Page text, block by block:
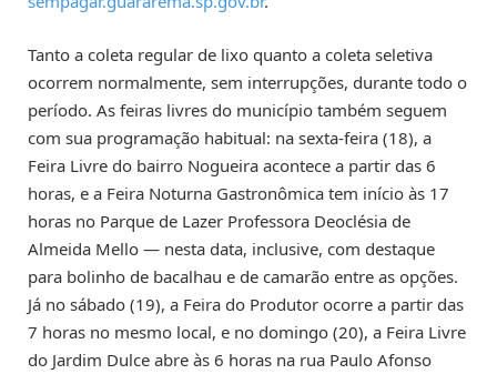
Tanto a coleta regular de lixo quanto a coleta seletiva
ocorrem normalmente, sem interrupções, durante todo o
período. As feiras livres do município também seguem
com sua programação habitual: na sexta-feira (18), a
Feira Livre do bairro Nogueira acontece a partir das 6
horas, e a Feira Noturna Gastronômica tem início às 17
horas no Parque de Lazer Professora Deoclésia de
Almeida Mello — nesta data, inclusive, com destaque
para bolinho de bacalhau e de camarão entre as opções.
Já no sábado (19), a Feira do Produtor ocorre a partir das
7 horas no mesmo local, e no domingo (20), a Feira Livre
do Jardim Dulce abre às 6 horas na rua Paulo Afonso